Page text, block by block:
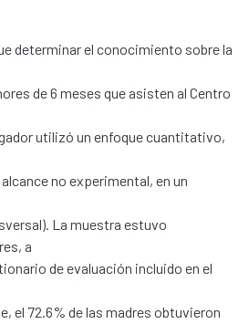
determinar el conocimiento sobre la
de 6 meses que asisten al Centro
utilizó un enfoque cuantitativo,
no experimental, en un
La muestra estuvo
a
de evaluación incluido en el
el 72.6% de las madres obtuvieron